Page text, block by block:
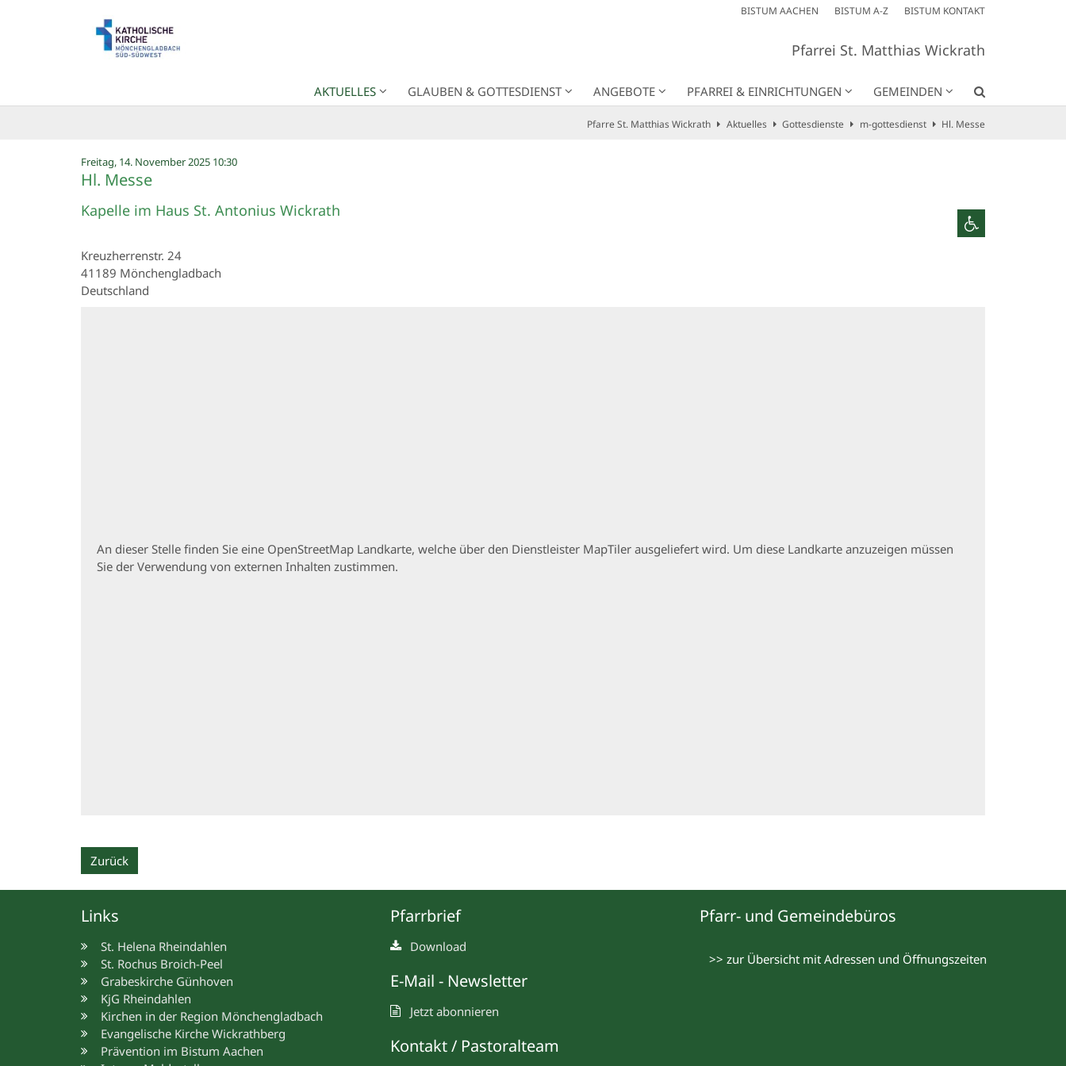
BISTUM AACHEN BISTUM A-Z BISTUM KONTAKT
Pfarrei St. Matthias Wickrath
AKTUELLES GLAUBEN & GOTTESDIENST ANGEBOTE PFARREI & EINRICHTUNGEN GEMEINDEN
Pfarre St. Matthias Wickrath Aktuelles Gottesdienste m-gottesdienst Hl. Messe
Freitag, 14. November 2025 10:30:
Hl. Messe
Kapelle im Haus St. Antonius Wickrath
Kreuzherrenstr. 24
41189 Mönchengladbach
Deutschland
An dieser Stelle finden Sie eine OpenStreetMap Landkarte, welche über den Dienstleister MapTiler ausgeliefert wird. Um diese Landkarte anzuzeigen müssen
Sie der Verwendung von externen Inhalten zustimmen.
Zurück
Links
St. Helena Rheindahlen
St. Rochus Broich-Peel
Grabeskirche Günhoven
KjG Rheindahlen
Kirchen in der Region Mönchengladbach
Evangelische Kirche Wickrathberg
Prävention im Bistum Aachen
Pfarrbrief
Download
E-Mail - Newsletter
Jetzt abonnieren
Kontakt / Pastoralteam
Pfarr- und Gemeindebüros
>> zur Übersicht mit Adressen und Öffnungszeiten